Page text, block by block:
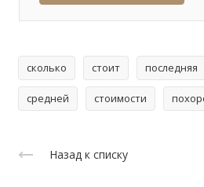
сколько стоит последняя
средней стоимости
Назад к списку